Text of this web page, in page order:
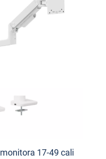
17-49 cali